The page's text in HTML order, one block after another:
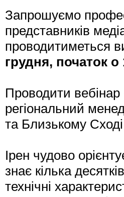
Запрошуємо
представників
проводитиметься
грудня, початок о
Проводити
регіональний
та Близькому
Ірен чудово
знає кілька
технічні